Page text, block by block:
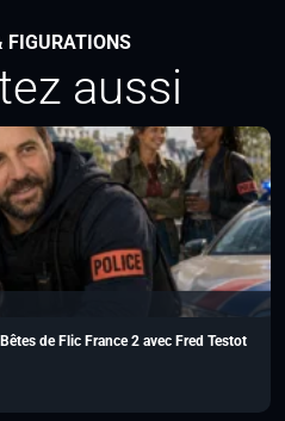
FIGURATIONS
aussi
de Flic France 2 avec Fred Testot